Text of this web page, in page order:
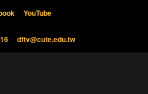
YouTube
dftv@cute.edu.tw